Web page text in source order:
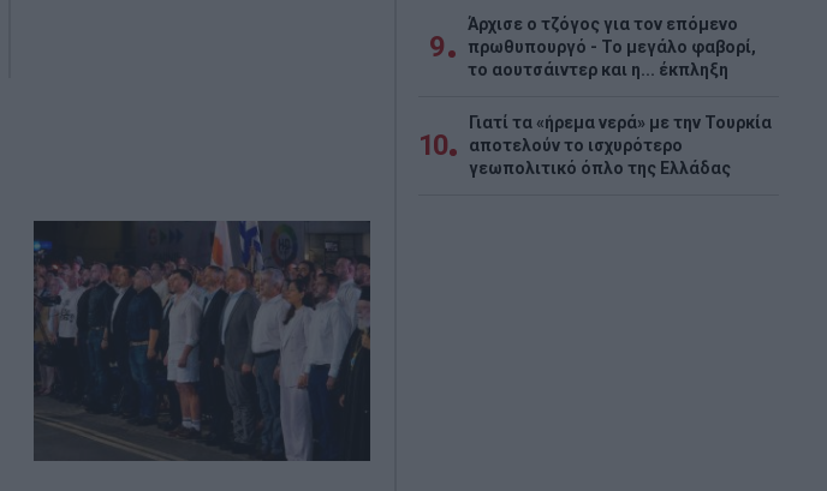
9
Άρχισε ο τζόγος για τον επόμενο
πρωθυπουργό - Το μεγάλο φαβορί,
το αουτσάιντερ και η... έκπληξη
10
Γιατί τα «ήρεμα νερά» με την Τουρκία
αποτελούν το ισχυρότερο
γεωπολιτικό όπλο της Ελλάδας